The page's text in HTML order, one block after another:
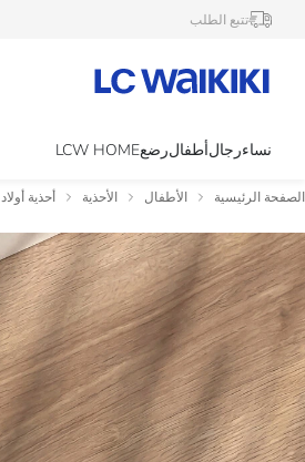
تتبع الطلب
نساءرجالأطفالرضعLCW HOME
الصفحة الرئيسية الأطفال الأحذية أحذية أولاد